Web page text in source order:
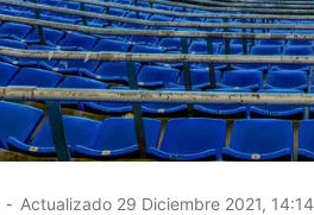
Actualizado 29 Diciembre 2021, 14:14